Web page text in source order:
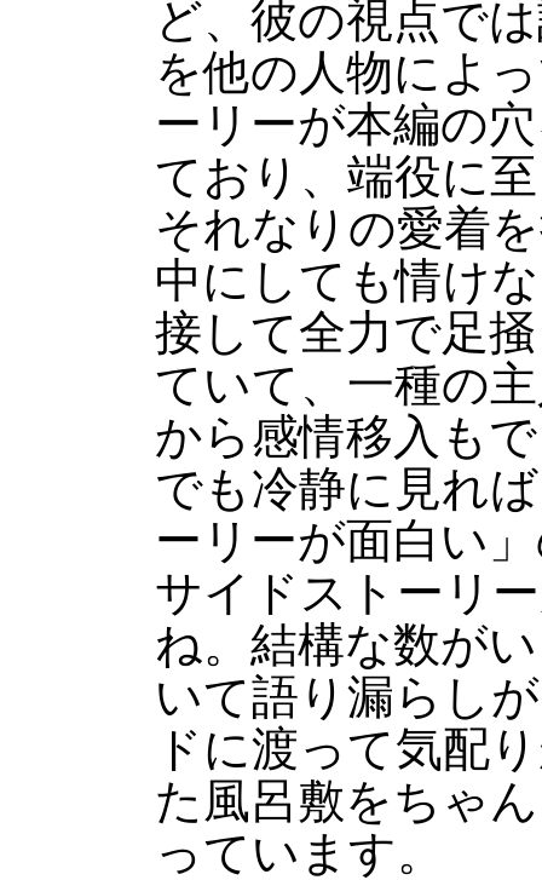
ど、彼の視点で
を他の人物によ
ーリーが本編の
ており、端役に
それなりの愛着
中にしても情け
接して全力で足
ていて、一種の
から感情移入も
でも冷静に見れ
ーリーが面白い
サイドストーリ
ね。結構な数が
いて語り漏らし
ドに渡って気配
た風呂敷をちゃ
っています。